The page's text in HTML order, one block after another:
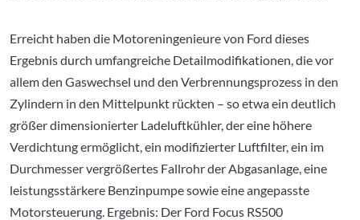
Erreicht haben die Motoreningenieure von Ford dieses
Ergebnis durch umfangreiche Detailmodifikationen, die vor
allem den Gaswechsel und den Verbrennungsprozess in den
Zylindern in den Mittelpunkt rückten – so etwa ein deutlich
größer dimensionierter Ladeluftkühler, der eine höhere
Verdichtung ermöglicht, ein modifizierter Luftfilter, ein im
Durchmesser vergrößertes Fallrohr der Abgasanlage, eine
leistungsstärkere Benzinpumpe sowie eine angepasste
Motorsteuerung. Ergebnis: Der Ford Focus RS500